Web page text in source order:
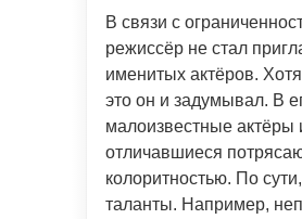
В связи с
режиссёр не стал
именитых актёров.
это он и задумывал. В
малоизвестные актёры
отличавшиеся
колоритностью. По
таланты. Например,